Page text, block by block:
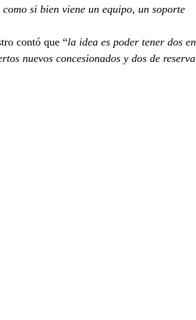
si bien viene un equipo, un soporte
contó que “la idea es poder tener dos en
nuevos concesionados y dos de reserva